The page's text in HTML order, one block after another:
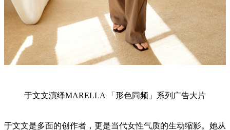
于文文演绎MARELLA 「形色同频」系列广告大片
于文文是多面的创作者，更是当代女性气质的生动缩影。她从